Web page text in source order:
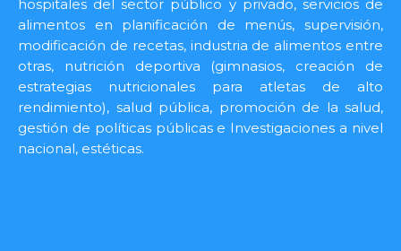
hospitales del sector público y privado, servicios de
alimentos en planificación de menús, supervisión,
modificación de recetas, industria de alimentos entre
otras, nutrición deportiva (gimnasios, creación de
estrategias nutricionales para atletas de alto
rendimiento), salud pública, promoción de la salud,
gestión de políticas públicas e Investigaciones a nivel
nacional, estéticas.